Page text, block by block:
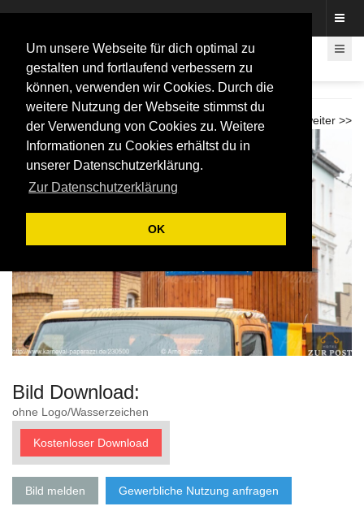
Um unsere Webseite für dich optimal zu
gestalten und fortlaufend verbessern zu
können, verwenden wir Cookies. Durch die
weitere Nutzung der Webseite stimmst du
der Verwendung von Cookies zu. Weitere
Informationen zu Cookies erhältst du in
unserer Datenschutzerklärung.
Zur Datenschutzerklärung
OK
Weiberfastnacht Umzug Beuel 2026
weiter >>
<< zurück
Bild Download:
ohne Logo/Wasserzeichen
Kostenloser Download
Bild melden Gewerbliche Nutzung anfragen